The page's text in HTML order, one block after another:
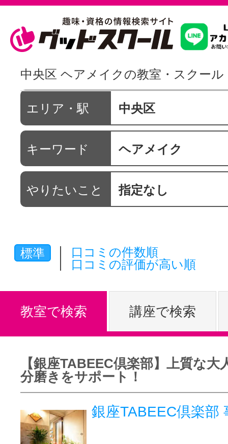
習いたいこ
スクールを
駅・路線か
通信講座を
体験レッス
やりたいこ
特集をみる
グッドスク
中央区 ヘアメイクの教室・スクール
エリア・駅 中央区
キーワード ヘアメイク
やりたいこと 指定なし
標準
口コミの件数順
口コミの評価が高い順
教室で検索 講座で検索
【銀座TABEEC倶楽部】上質な大
分磨きをサポート！
銀座TABEEC倶楽